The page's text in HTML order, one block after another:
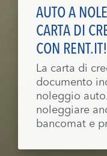
AUTO A
CARTA DI
CON RENT.IT!
La carta di
documento
noleggio
noleggiare
bancomat e